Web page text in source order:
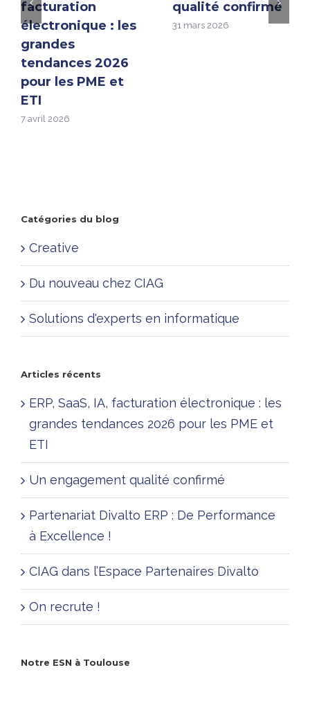
facturation
électronique : les
grandes
tendances 2026
pour les PME et
ETI
7 avril 2026
qualité confirmé
31 mars 2026
Catégories du blog
Creative
Du nouveau chez CIAG
Solutions d'experts en informatique
Articles récents
ERP, SaaS, IA, facturation électronique : les
grandes tendances 2026 pour les PME et
ETI
Un engagement qualité confirmé
Partenariat Divalto ERP : De Performance
à Excellence !
CIAG dans l’Espace Partenaires Divalto
On recrute !
Notre ESN à Toulouse